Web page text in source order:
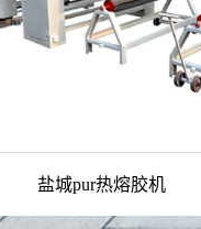
盐城pur热熔胶机